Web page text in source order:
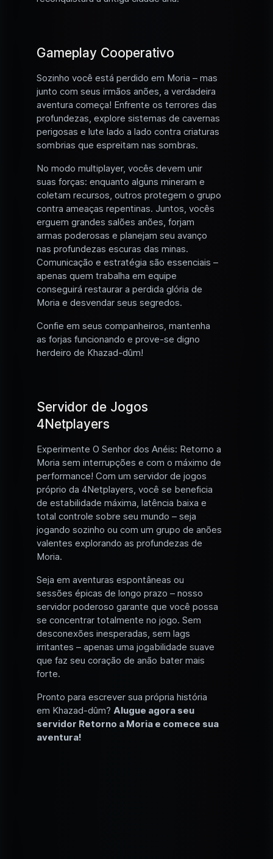
Gameplay Cooperativo
Sozinho você está perdido em Moria – mas
junto com seus irmãos anões, a verdadeira
aventura começa! Enfrente os terrores das
profundezas, explore sistemas de cavernas
perigosas e lute lado a lado contra criaturas
sombrias que espreitam nas sombras.
No modo multiplayer, vocês devem unir
suas forças: enquanto alguns mineram e
coletam recursos, outros protegem o grupo
contra ameaças repentinas. Juntos, vocês
erguem grandes salões anões, forjam
armas poderosas e planejam seu avanço
nas profundezas escuras das minas.
Comunicação e estratégia são essenciais –
apenas quem trabalha em equipe
conseguirá restaurar a perdida glória de
Moria e desvendar seus segredos.
Confie em seus companheiros, mantenha
as forjas funcionando e prove-se digno
herdeiro de Khazad-dûm!
Servidor de Jogos
4Netplayers
Experimente O Senhor dos Anéis: Retorno a
Moria sem interrupções e com o máximo de
performance! Com um servidor de jogos
próprio da 4Netplayers, você se beneficia
de estabilidade máxima, latência baixa e
total controle sobre seu mundo – seja
jogando sozinho ou com um grupo de anões
valentes explorando as profundezas de
Moria.
Seja em aventuras espontâneas ou
sessões épicas de longo prazo – nosso
servidor poderoso garante que você possa
se concentrar totalmente no jogo. Sem
desconexões inesperadas, sem lags
irritantes – apenas uma jogabilidade suave
que faz seu coração de anão bater mais
forte.
Pronto para escrever sua própria história
em Khazad-dûm? Alugue agora seu
servidor Retorno a Moria e comece sua
aventura!